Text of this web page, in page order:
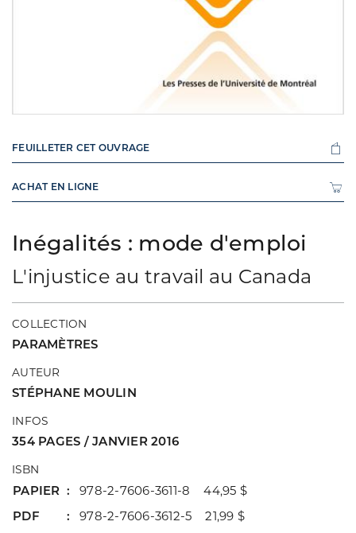
Inégalités : mode d'emploi
L'injustice au travail au Canada
COLLECTION
PARAMÈTRES
AUTEUR
STÉPHANE MOULIN
INFOS
354 PAGES / JANVIER 2016
ISBN
PAPIER
978-2-7606-3611-8 44,95 $
PDF
978-2-7606-3612-5 21,99 $
FEUILLETER CET OUVRAGE
ACHAT EN LIGNE